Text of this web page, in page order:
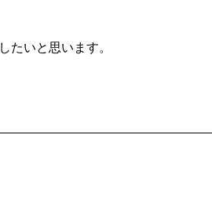
たいと思います。